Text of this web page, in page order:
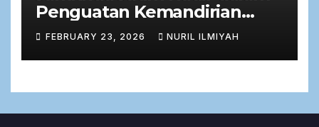
Penguatan Kemandirian
Ekonomi Masyarakat melalui
Zakat Produktif
FEBRUARY 23, 2026 NURIL ILMIYAH